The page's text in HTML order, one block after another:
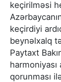
keçirilməsi
keçirdiyi
beynəlxalq
Paytaxt
qorunması